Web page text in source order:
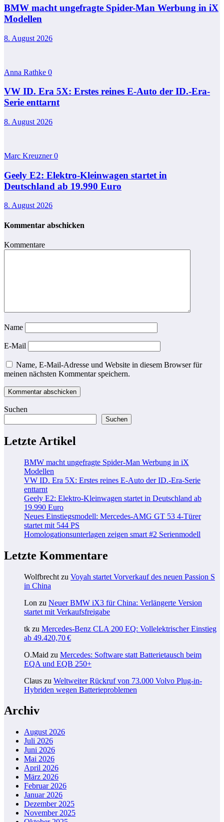
BMW macht ungefragte Spider-Man Werbung in iX
Modellen
8. August 2026
Anna Rathke 0
VW ID. Era 5X: Erstes reines E-Auto der ID.-Era-
Serie enttarnt
8. August 2026
Marc Kreuzner0
Geely E2: Elektro-Kleinwagen startet in
Deutschland ab 19.990 Euro
8. August 2026
Kommentar abschicken
Kommentare
Name
E-Mail
Name, E-Mail-Adresse und Website in diesem Browser für
meinen nächsten Kommentar speichern.
Suchen
Suchen
Letzte Artikel
BMW macht ungefragte Spider-Man Werbung in iX
Modellen
VW ID. Era 5X: Erstes reines E-Auto der ID.-Era-Serie
enttarnt
Geely E2: Elektro-Kleinwagen startet in Deutschland ab
19.990 Euro
Neues Einstiegsmodell: Mercedes-AMG GT 53 4-Türer
startet mit 544 PS
Homologationsunterlagen zeigen smart #2 Serienmodell
Letzte Kommentare
Wolfbrecht zu Voyah startet Vorverkauf des neuen Passion S
in China
Lon zu Neuer BMW iX3 für China: Verlängerte Version
startet mit Verkaufsfreigabe
tk zu Mercedes-Benz CLA 200 EQ: Vollelektrischer Einstieg
ab 49.420,70 €
O.Maid zu Mercedes: Software statt Batterietausch beim
EQA und EQB 250+
Claus zu Weltweiter Rückruf von 73.000 Volvo Plug-in-
Hybriden wegen Batterieproblemen
Archiv
August 2026
Juli 2026
Juni 2026
Mai 2026
April 2026
März 2026
Februar 2026
Januar 2026
Dezember 2025
November 2025